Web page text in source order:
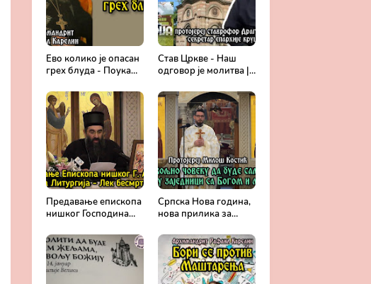
Ево колико је опасан
грех блуда - Поука
Рафаила Карелина
Став Цркве - Наш
одговор је молитва |
крушевачке, отац
Драги Вешковац
Предавање епископа
нишког Господина
Литургија, лек
бесмртности -
Православље и
медицина
Српска Нова година,
нова прилика за
са Живим Богом -
Протојереј Милош
Костић